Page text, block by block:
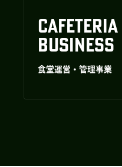
CAFETERIA
BUSINESS
食堂運営・管理事業